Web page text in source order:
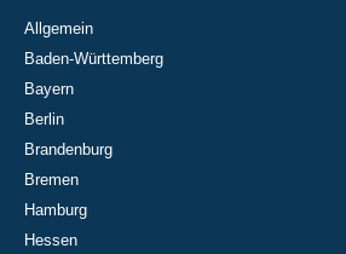
Allgemein
Baden-Württemberg
Bayern
Berlin
Brandenburg
Bremen
Hamburg
Hessen